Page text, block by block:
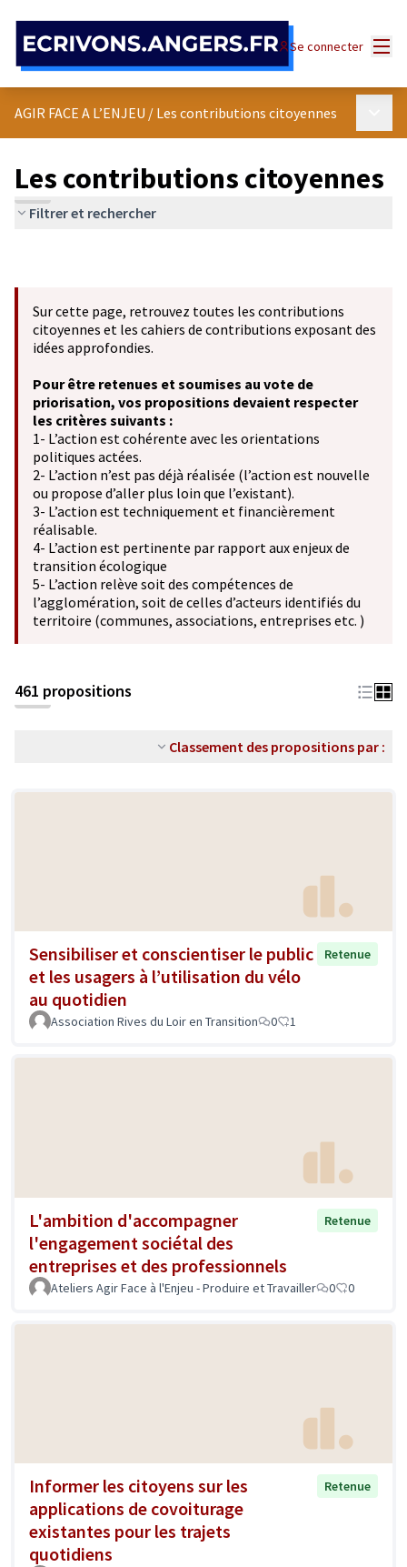
Se connecter
AGIR FACE A L’ENJEU / Les contributions citoyennes
Les contributions citoyennes
Filtrer et rechercher
Sur cette page, retrouvez toutes les contributions
citoyennes et les cahiers de contributions exposant des
idées approfondies.
Pour être retenues et soumises au vote de
priorisation, vos propositions devaient respecter
les critères suivants :
1- L’action est cohérente avec les orientations
politiques actées.
2- L’action n’est pas déjà réalisée (l’action est nouvelle
ou propose d’aller plus loin que l’existant).
3- L’action est techniquement et financièrement
réalisable.
4- L’action est pertinente par rapport aux enjeux de
transition écologique
5- L’action relève soit des compétences de
l’agglomération, soit de celles d’acteurs identifiés du
territoire (communes, associations, entreprises etc. )
461 propositions
Classement des propositions par :
Sensibiliser et conscientiser le public
et les usagers à l’utilisation du vélo
au quotidien
Retenue
Association Rives du Loir en Transition 0 1
L'ambition d'accompagner
l'engagement sociétal des
entreprises et des professionnels
Retenue
Ateliers Agir Face à l'Enjeu - Produire et Travailler 0 0
Informer les citoyens sur les
applications de covoiturage
existantes pour les trajets
quotidiens
Retenue